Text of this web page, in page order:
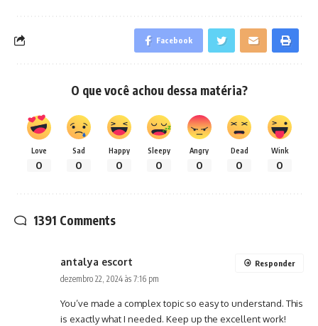
Facebook
O que você achou dessa matéria?
Love
0
Sad
0
Happy
0
Sleepy
0
Angry
0
Dead
0
Wink
0
1391 Comments
antalya escort
dezembro 22, 2024 às 7:16 pm
You’ve made a complex topic so easy to understand. This
is exactly what I needed. Keep up the excellent work!
Responder